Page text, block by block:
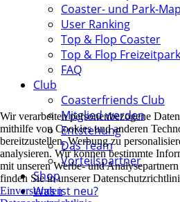
Coaster- und Park-Map
User Ranking
Top & Flop Coaster
Top & Flop
FAQ
Club
Coasterfriends Club
Mitglied werden
Entstehung
Das Team
Vorteilspartner
Shop
Was ist neu?
Wir verarbeiten personenbezogene
mithilfe von Cookies und anderen
bereitzustellen, Werbung zu
analysieren. Wir können bestimmte
mit unseren Werbe- und
finden Sie in unserer
Einverstanden